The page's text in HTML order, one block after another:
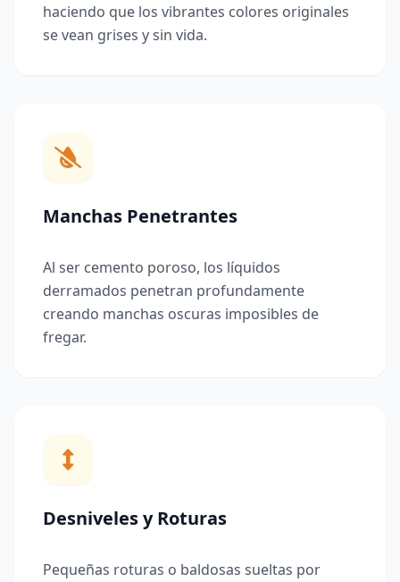
haciendo que los vibrantes colores originales
se vean grises y sin vida.
Manchas Penetrantes
Al ser cemento poroso, los líquidos
derramados penetran profundamente
creando manchas oscuras imposibles de
fregar.
Desniveles y Roturas
Pequeñas roturas o baldosas sueltas por